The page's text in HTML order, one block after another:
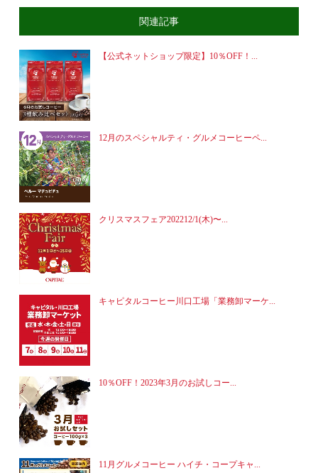
関連記事
【公式ネットショップ限定】10％OFF！...
12月のスペシャルティ・グルメコーヒーペ...
クリスマスフェア202212/1(木)〜...
キャピタルコーヒー川口工場「業務卸マーケ...
10％OFF！2023年3月のお試しコー...
11月グルメコーヒー ハイチ・コープキャ...